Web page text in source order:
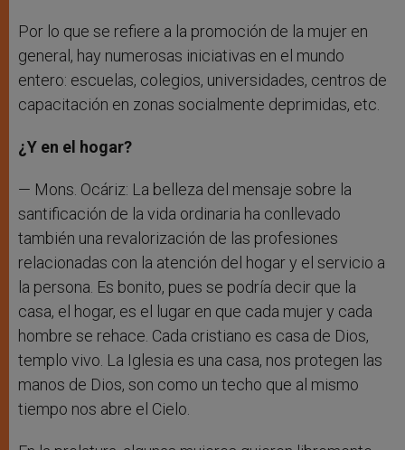
Por lo que se refiere a la promoción de la mujer en
general, hay numerosas iniciativas en el mundo
entero: escuelas, colegios, universidades, centros de
capacitación en zonas socialmente deprimidas, etc.
¿Y en el hogar?
— Mons. Ocáriz: La belleza del mensaje sobre la
santificación de la vida ordinaria ha conllevado
también una revalorización de las profesiones
relacionadas con la atención del hogar y el servicio a
la persona. Es bonito, pues se podría decir que la
casa, el hogar, es el lugar en que cada mujer y cada
hombre se rehace. Cada cristiano es casa de Dios,
templo vivo. La Iglesia es una casa, nos protegen las
manos de Dios, son como un techo que al mismo
tiempo nos abre el Cielo.